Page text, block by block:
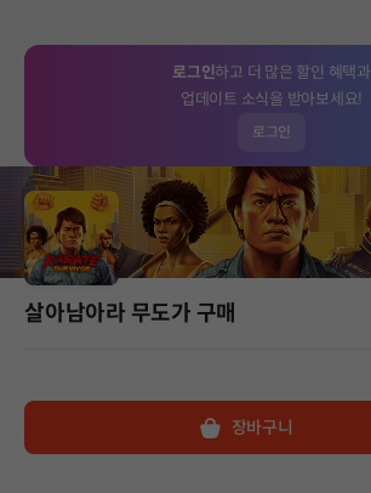
로그인하고 더 많은 할인 혜택과
업데이트 소식을 받아보세요!
로그인
살아남아라 무도가 구매
장바구니